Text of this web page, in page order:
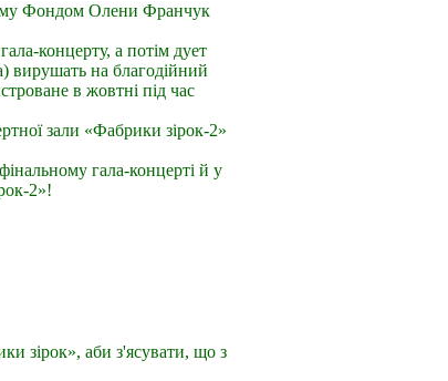
Фондом Олени Франчук
концерту, а потім дует
вирушать на благодійний
в жовтні під час
зали «Фабрики зірок-2»
гала-концерті й у
2»!
зірок», аби з'ясувати, що з